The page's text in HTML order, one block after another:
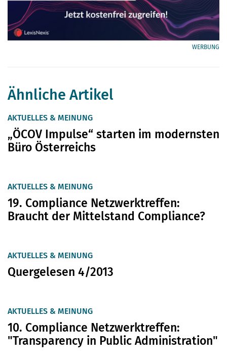
WERBUNG
Ähnliche Artikel
AKTUELLES & MEINUNG
„ÖCOV Impulse“ starten im modernsten
Büro Österreichs
AKTUELLES & MEINUNG
19. Compliance Netzwerktreffen:
Braucht der Mittelstand Compliance?
AKTUELLES & MEINUNG
Quergelesen 4/2013
AKTUELLES & MEINUNG
10. Compliance Netzwerktreffen:
"Transparency in Public Administration"